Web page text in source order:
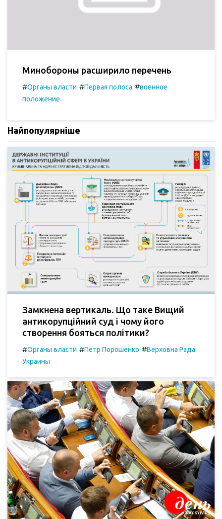
Минобороны расширило перечень
#Органы власти #Первая полоса #военное
положение
Найпопулярніше
Замкнена вертикаль. Що таке Вищий
антикорупційний суд і чому його
створення бояться політики?
#Органы власти #Петр Порошенко #Верховна Рада
Украины